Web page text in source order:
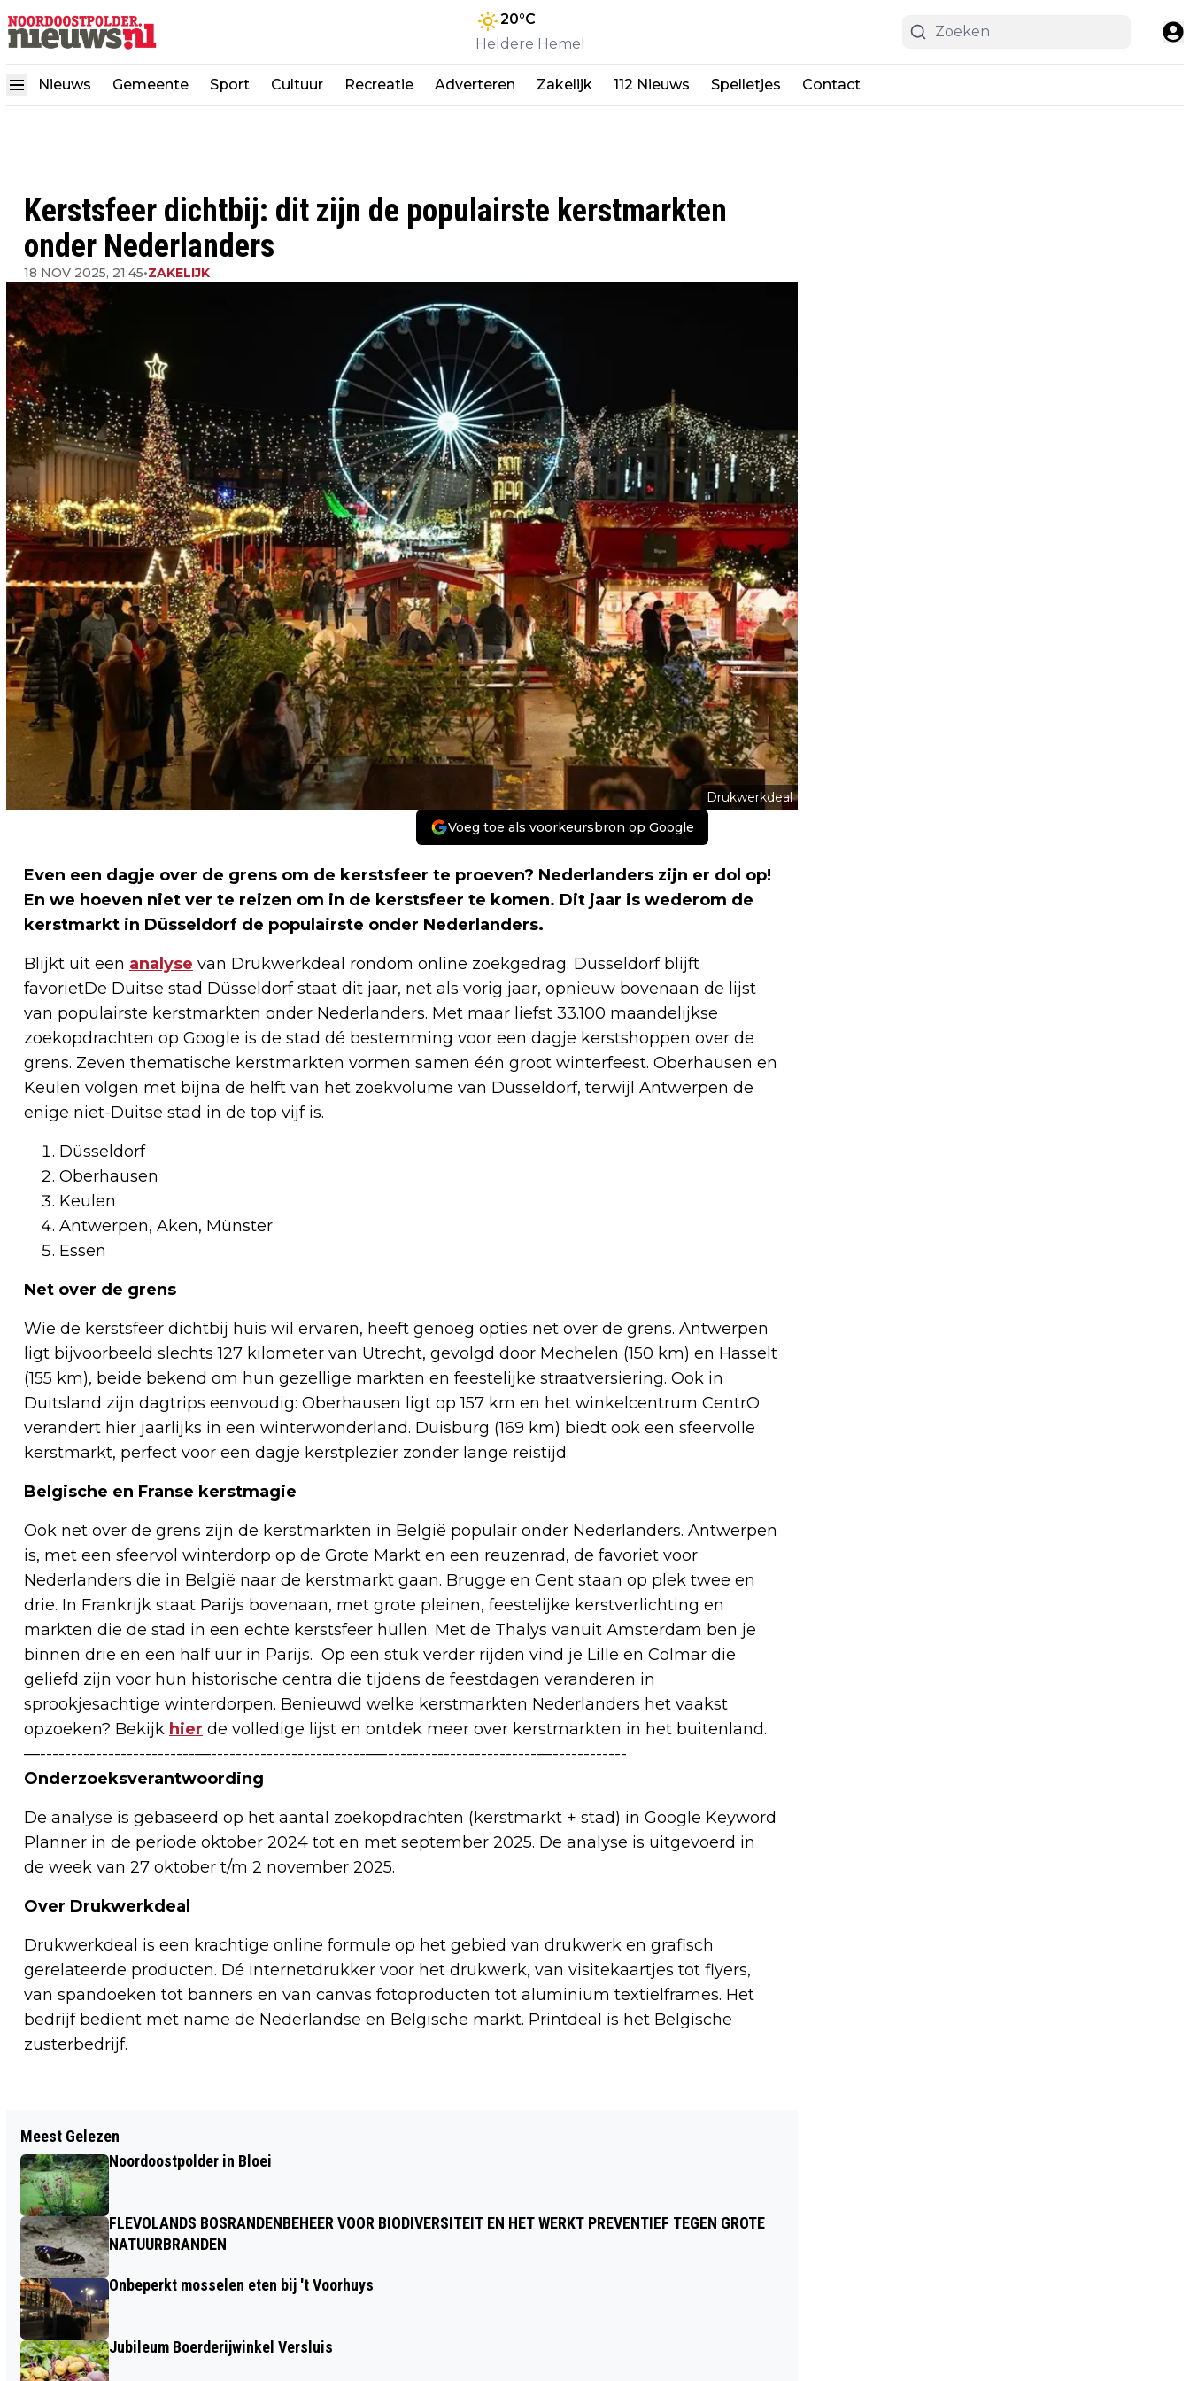
20°C
Heldere Hemel
Nieuws Gemeente Sport Cultuur Recreatie Adverteren Zakelijk 112 Nieuws Spelletjes Contact
Kerstsfeer dichtbij: dit zijn de populairste kerstmarkten
onder Nederlanders
18 NOV 2025, 21:45•ZAKELIJK
Drukwerkdeal
Voeg toe als voorkeursbron op Google
Even een dagje over de grens om de kerstsfeer te proeven? Nederlanders zijn er dol op!
En we hoeven niet ver te reizen om in de kerstsfeer te komen. Dit jaar is wederom de
kerstmarkt in Düsseldorf de populairste onder Nederlanders.
Blijkt uit een analyse van Drukwerkdeal rondom online zoekgedrag. Düsseldorf blijft
favorietDe Duitse stad Düsseldorf staat dit jaar, net als vorig jaar, opnieuw bovenaan de lijst
van populairste kerstmarkten onder Nederlanders. Met maar liefst 33.100 maandelijkse
zoekopdrachten op Google is de stad dé bestemming voor een dagje kerstshoppen over de
grens. Zeven thematische kerstmarkten vormen samen één groot winterfeest. Oberhausen en
Keulen volgen met bijna de helft van het zoekvolume van Düsseldorf, terwijl Antwerpen de
enige niet-Duitse stad in de top vijf is.
Düsseldorf
Oberhausen
Keulen
Antwerpen, Aken, Münster
Essen
Net over de grens
Wie de kerstsfeer dichtbij huis wil ervaren, heeft genoeg opties net over de grens. Antwerpen
ligt bijvoorbeeld slechts 127 kilometer van Utrecht, gevolgd door Mechelen (150 km) en Hasselt
(155 km), beide bekend om hun gezellige markten en feestelijke straatversiering. Ook in
Duitsland zijn dagtrips eenvoudig: Oberhausen ligt op 157 km en het winkelcentrum CentrO
verandert hier jaarlijks in een winterwonderland. Duisburg (169 km) biedt ook een sfeervolle
kerstmarkt, perfect voor een dagje kerstplezier zonder lange reistijd.
Belgische en Franse kerstmagie
Ook net over de grens zijn de kerstmarkten in België populair onder Nederlanders. Antwerpen
is, met een sfeervol winterdorp op de Grote Markt en een reuzenrad, de favoriet voor
Nederlanders die in België naar de kerstmarkt gaan. Brugge en Gent staan op plek twee en
drie. In Frankrijk staat Parijs bovenaan, met grote pleinen, feestelijke kerstverlichting en
markten die de stad in een echte kerstsfeer hullen. Met de Thalys vanuit Amsterdam ben je
binnen drie en een half uur in Parijs. Op een stuk verder rijden vind je Lille en Colmar die
geliefd zijn voor hun historische centra die tijdens de feestdagen veranderen in
sprookjesachtige winterdorpen. Benieuwd welke kerstmarkten Nederlanders het vaakst
opzoeken? Bekijk hier de volledige lijst en ontdek meer over kerstmarkten in het buitenland.
—-------------------------—-------------------------—-------------------------—------------
Onderzoeksverantwoording
De analyse is gebaseerd op het aantal zoekopdrachten (kerstmarkt + stad) in Google Keyword
Planner in de periode oktober 2024 tot en met september 2025. De analyse is uitgevoerd in
de week van 27 oktober t/m 2 november 2025.
Over Drukwerkdeal
Drukwerkdeal is een krachtige online formule op het gebied van drukwerk en grafisch
gerelateerde producten. Dé internetdrukker voor het drukwerk, van visitekaartjes tot flyers,
van spandoeken tot banners en van canvas fotoproducten tot aluminium textielframes. Het
bedrijf bedient met name de Nederlandse en Belgische markt. Printdeal is het Belgische
zusterbedrijf.
KUNSTVAKDOCENTEN EN
KUNSTENAARS ONTMOETEN ELKAAR
TIJDENS WINTERONTMOETING:
SHOWTIME EDITIE
NAAR VAKMAN OF VAKVROUW; 80
Meest Gelezen
Noordoostpolder in Bloei
FLEVOLANDS BOSRANDENBEHEER VOOR BIODIVERSITEIT EN HET WERKT PREVENTIEF TEGEN GROTE
NATUURBRANDEN
Onbeperkt mosselen eten bij 't Voorhuys
Jubileum Boerderijwinkel Versluis